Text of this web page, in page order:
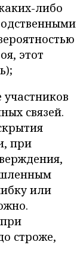
либо
этот
связей.
при
или
строже,